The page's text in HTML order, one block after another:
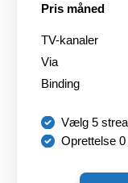
Pris måned
TV-kanaler
Via
Binding
Vælg 5
Oprettelse